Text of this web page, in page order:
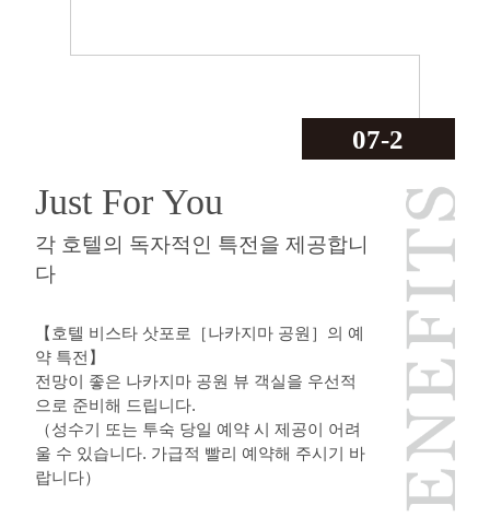
07-2
Just For You
각 호텔의 독자적인 특전을 제공합니
다
【호텔 비스타 삿포로［나카지마 공원］의 예
약 특전】
전망이 좋은 나카지마 공원 뷰 객실을 우선적
으로 준비해 드립니다.
（성수기 또는 투숙 당일 예약 시 제공이 어려
울 수 있습니다. 가급적 빨리 예약해 주시기 바
랍니다）